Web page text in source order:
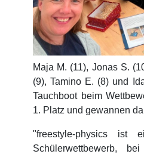
Maja M. (11), Jonas S.
(9), Tamino E. (8) und
Tauchboot beim
1. Platz und gewannen
"freestyle-physics ist
Schülerwettbewerb,